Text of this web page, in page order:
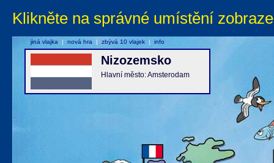
Klikněte na správné umístění
Nizozemsko
Hlavní město: Amsterodam
jiná vlajka | nová hra | zbývá 10 vlajek | info